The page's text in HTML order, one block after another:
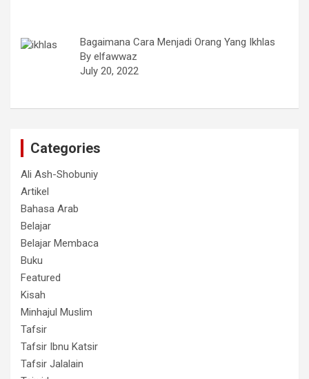
Bagaimana Cara Menjadi Orang Yang Ikhlas
By elfawwaz
July 20, 2022
Categories
Ali Ash-Shobuniy
Artikel
Bahasa Arab
Belajar
Belajar Membaca
Buku
Featured
Kisah
Minhajul Muslim
Tafsir
Tafsir Ibnu Katsir
Tafsir Jalalain